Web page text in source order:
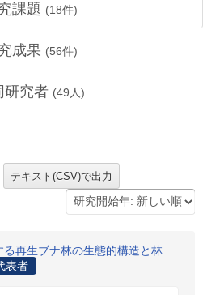
課題 (18件)
成果 (56件)
研究者 (49 人)
再生ブナ林の生態的構造と林
表者